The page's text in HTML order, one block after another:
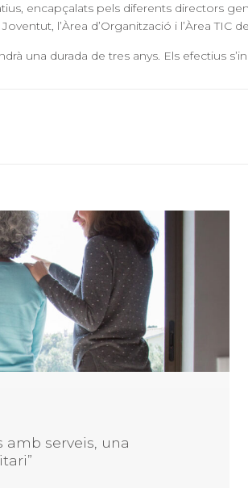
encapçalats pels diferents directors
l’Àrea d’Organització i l’Àrea TIC
una durada de tres anys. Els efectius
amb serveis, una